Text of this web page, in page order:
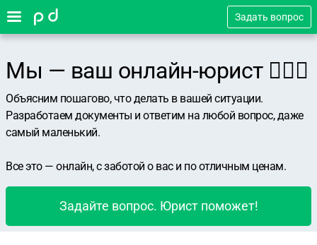
Задать вопрос
Мы — ваш онлайн-юрист 👨🏻‍⚖️
Объясним пошагово, что делать в вашей ситуации.
Разработаем документы и ответим на любой вопрос, даже
самый маленький.
Все это — онлайн, с заботой о вас и по отличным ценам.
Задайте вопрос. Юрист поможет!